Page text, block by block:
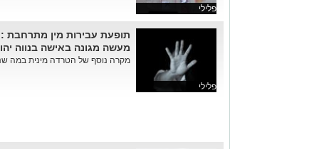
פלילי
פלילי
תופעת עבירות מין מתרחבת
מעשה מגונה באישה בנווה
מקרה נוסף של הטרדה מינית במה